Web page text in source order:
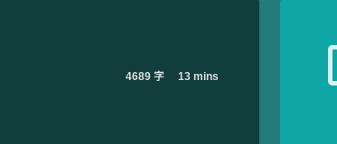
13 mins
4689 字